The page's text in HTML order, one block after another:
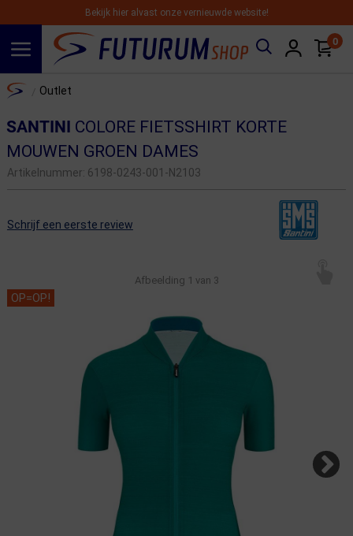
Bekijk hier alvast onze vernieuwde website!
0
Home Outlet
SANTINI COLORE FIETSSHIRT KORTE
MOUWEN GROEN DAMES
Artikelnummer: 6198-0243-001-N2103
Schrijf een eerste review
Afbeelding 1 van 3
OP=OP!